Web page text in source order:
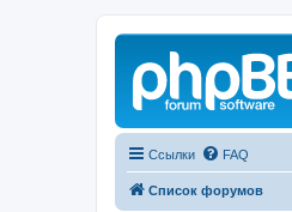
Ссылки FAQ
Список форумов